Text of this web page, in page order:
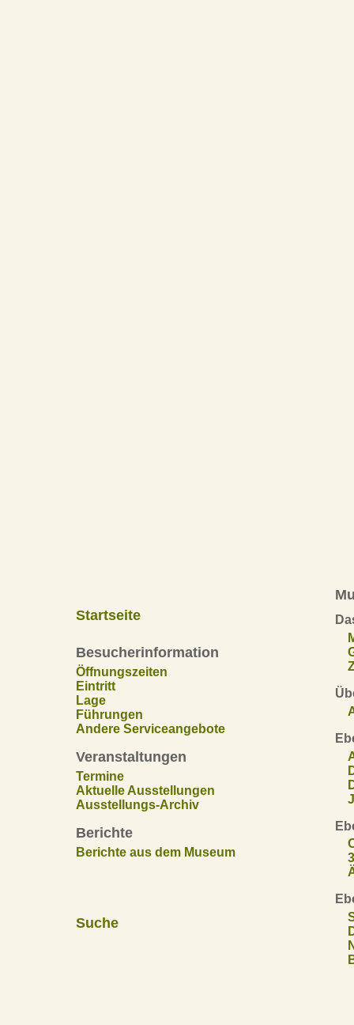
Startseite
Besucherinformation
Öffnungszeiten
Eintritt
Lage
Führungen
Andere Serviceangebote
Veranstaltungen
Termine
Aktuelle Ausstellungen
Ausstellungs-Archiv
Berichte
Berichte aus dem Museum
Suche